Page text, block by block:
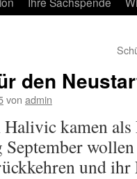
den
von admin
kamen
und ihr